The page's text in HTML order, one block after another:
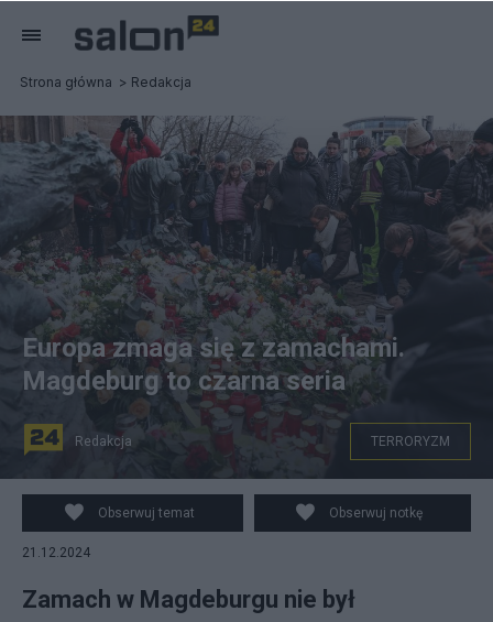
Strona główna Redakcja
Europa zmaga się z zamachami.
Magdeburg to czarna seria
Redakcja TERRORYZM
Obserwuj temat Obserwuj notkę
21.12.2024
Zamach w Magdeburgu nie był